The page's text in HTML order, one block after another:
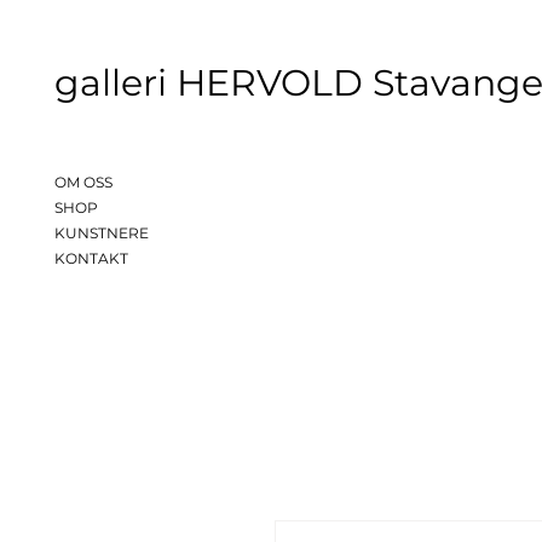
OM OSS
SHOP
KUNSTNERE
KONTAKT
galleri HERVOLD